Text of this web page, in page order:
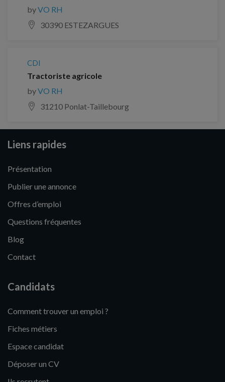
byVO RH
30390 ESTEZARGUES
CDI
Tractoriste agricole
byVO RH
31210 Ponlat-Taillebourg
Liens rapides
Présentation
Publier une annonce
Offres d’emploi
Questions fréquentes
Blog
Contact
Candidats
Comment trouver un emploi ?
Fiches métiers
Espace candidat
Déposer un CV